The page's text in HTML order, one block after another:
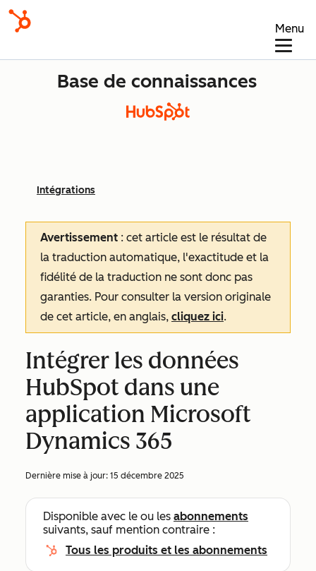
Menu
Base de connaissances
Intégrations
Avertissement : cet article est le résultat de
la traduction automatique, l'exactitude et la
fidélité de la traduction ne sont donc pas
garanties. Pour consulter la version originale
de cet article, en anglais, cliquez ici.
Intégrer les données
HubSpot dans une
application Microsoft
Dynamics 365
Dernière mise à jour: 15 décembre 2025
Disponible avec le ou les abonnements
suivants, sauf mention contraire :
Tous les produits et les abonnements